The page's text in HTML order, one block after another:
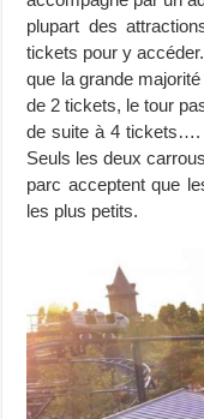
plupart des
tickets pour y
que la grande
de 2 tickets, le tour
de suite à 4 tickets….
Seuls les deux
parc acceptent que
les plus petits.